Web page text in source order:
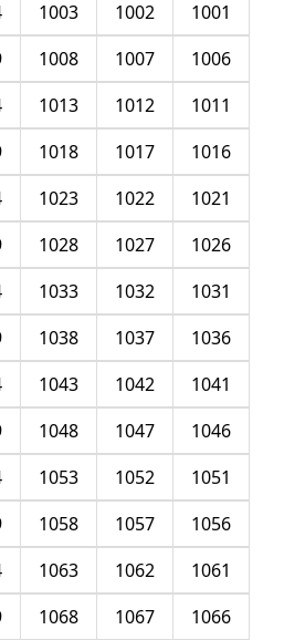
1001
1002
1003
1006
1007
1008
1011
1012
1013
1016
1017
1018
1021
1022
1023
1026
1027
1028
1031
1032
1033
1036
1037
1038
1041
1042
1043
1046
1047
1048
1051
1052
1053
1056
1057
1058
1061
1062
1063
1066
1067
1068